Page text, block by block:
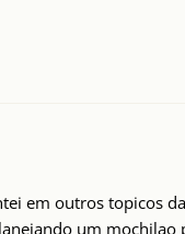
em outros topicos
um mochilao